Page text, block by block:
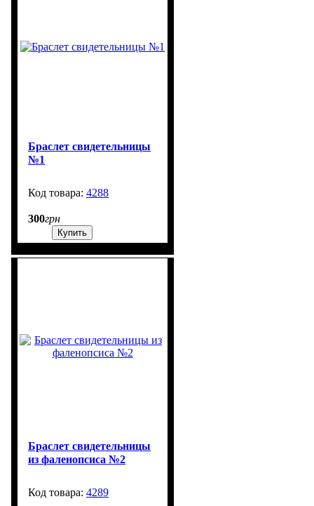
Браслет свидетельницы
№1
4288
300грн
Купить
Браслет свидетельницы
из фаленопсиса №2
4289